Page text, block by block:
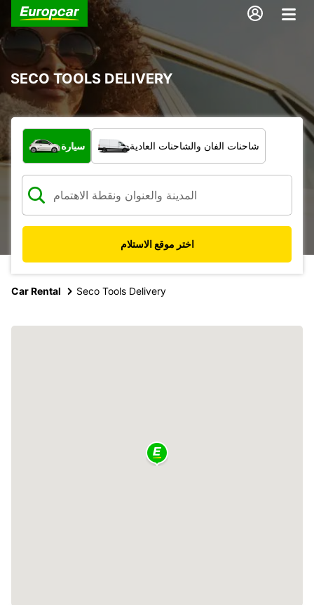
SECO TOOLS DELIVERY
ما نوع المركبة؟
سيارة شاحنات الفان والشاحنات العادية
اختر موقع الاستلام
Car Rental Seco Tools Delivery